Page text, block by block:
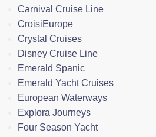
Carnival Cruise Line
CroisiEurope
Crystal Cruises
Disney Cruise Line
Emerald Spanic
Emerald Yacht Cruises
European Waterways
Explora Journeys
Four Season Yacht